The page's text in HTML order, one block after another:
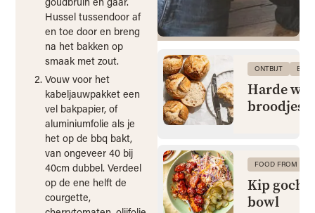
Hussel tussendoor af
en toe door en breng
na het bakken op
smaak met zout.
Vouw voor het
kabeljauwpakket een
vel bakpapier, of
aluminiumfolie als je
het op de bbq bakt,
van ongeveer 40 bij
40cm dubbel. Verdeel
op de ene helft de
courgette,
ONTBIJT
Harde
broodjes
FOOD FROM
Kip
bowl